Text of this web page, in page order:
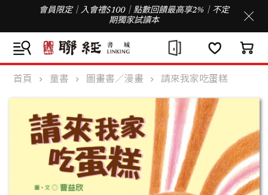
會員限定｜入會禮$100｜點數回饋最高享2%｜不定
期獨家試讀本
首頁 童書 圖畫書／漫畫 請來我家吃蛋糕